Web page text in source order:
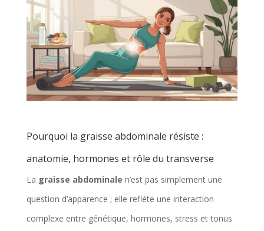
Pourquoi la graisse abdominale résiste :
anatomie, hormones et rôle du transverse
La graisse abdominale n’est pas simplement une
question d’apparence ; elle reflète une interaction
complexe entre génétique, hormones, stress et tonus